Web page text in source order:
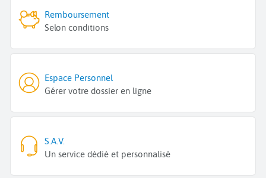
Remboursement
Selon conditions
Espace Personnel
Gérer votre dossier en ligne
S.A.V.
Un service dédié et personnalisé